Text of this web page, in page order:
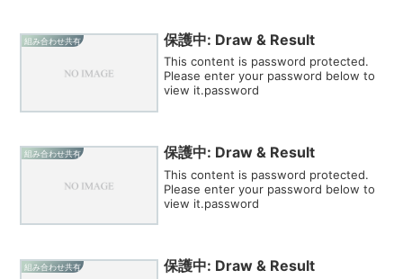
組み合わせ共有 保護中: Draw & Result
This content is password protected.
Please enter your password below to
view it.password
組み合わせ共有 保護中: Draw & Result
This content is password protected.
Please enter your password below to
view it.password
組み合わせ共有 保護中: Draw & Result